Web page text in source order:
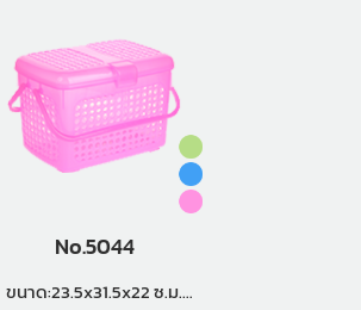
No.5044
ขนาด:23.5x31.5x22 ซ.ม.